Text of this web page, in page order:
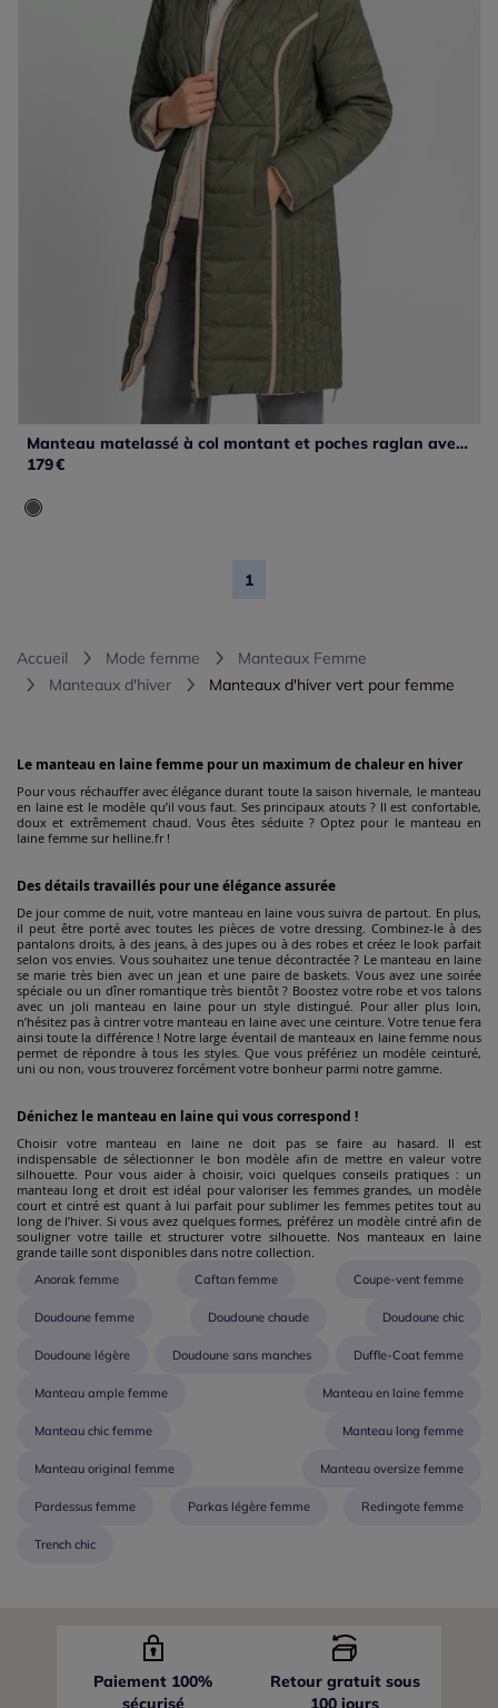
Manteau matelassé à col montant et poches raglan avec finition piquée
179€
1
Accueil Mode femme
Manteaux Femme
Manteaux d'hiver
Manteaux d'hiver vert pour femme
Le manteau en laine femme pour un maximum de chaleur en hiver
Pour vous réchauffer avec élégance durant toute la saison hivernale, le manteau
en laine est le modèle qu’il vous faut. Ses principaux atouts ? Il est confortable,
doux et extrêmement chaud. Vous êtes séduite ? Optez pour le manteau en
laine femme sur helline.fr !
Des détails travaillés pour une élégance assurée
De jour comme de nuit, votre manteau en laine vous suivra de partout. En plus,
il peut être porté avec toutes les pièces de votre dressing. Combinez-le à des
pantalons droits, à des jeans, à des jupes ou à des robes et créez le look parfait
selon vos envies. Vous souhaitez une tenue décontractée ? Le manteau en laine
se marie très bien avec un jean et une paire de baskets. Vous avez une soirée
spéciale ou un dîner romantique très bientôt ? Boostez votre robe et vos talons
avec un joli manteau en laine pour un style distingué. Pour aller plus loin,
n’hésitez pas à cintrer votre manteau en laine avec une ceinture. Votre tenue fera
ainsi toute la différence ! Notre large éventail de manteaux en laine femme nous
permet de répondre à tous les styles. Que vous préfériez un modèle ceinturé,
uni ou non, vous trouverez forcément votre bonheur parmi notre gamme.
Dénichez le manteau en laine qui vous correspond !
Choisir votre manteau en laine ne doit pas se faire au hasard. Il est
indispensable de sélectionner le bon modèle afin de mettre en valeur votre
silhouette. Pour vous aider à choisir, voici quelques conseils pratiques : un
manteau long et droit est idéal pour valoriser les femmes grandes, un modèle
court et cintré est quant à lui parfait pour sublimer les femmes petites tout au
long de l’hiver. Si vous avez quelques formes, préférez un modèle cintré afin de
souligner votre taille et structurer votre silhouette. Nos manteaux en laine
grande taille sont disponibles dans notre collection.
Anorak femme Caftan femme Coupe-vent femme
Doudoune femme Doudoune chaude Doudoune chic
Doudoune légère Doudoune sans manches Duffle-Coat femme
Manteau ample femme Manteau en laine femme
Manteau chic femme Manteau long femme
Manteau original femme Manteau oversize femme
Pardessus femme Parkas légère femme Redingote femme
Trench chic
Paiement 100%
sécurisé
Retour gratuit sous
100 jours